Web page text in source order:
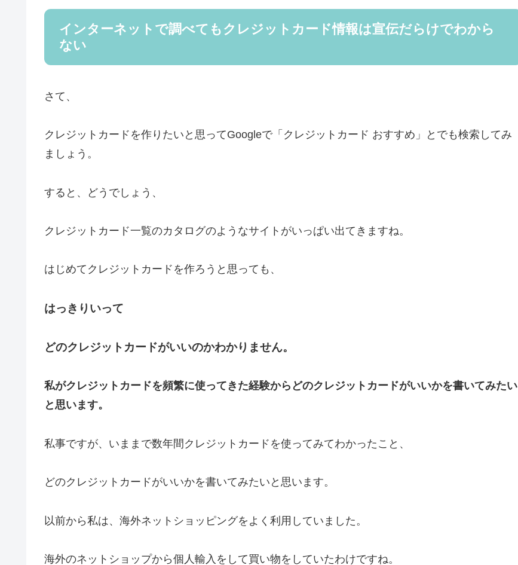
インターネットで調べてもクレジットカード情報は宣伝だらけでわから
ない
さて、
クレジットカードを作りたいと思ってGoogleで「クレジットカード おすすめ」とでも検索してみ
ましょう。
すると、どうでしょう、
クレジットカード一覧のカタログのようなサイトがいっぱい出てきますね。
はじめてクレジットカードを作ろうと思っても、
はっきりいって
どのクレジットカードがいいのかわかりません。
私がクレジットカードを頻繁に使ってきた経験からどのクレジットカードがいいかを書いてみたい
と思います。
私事ですが、いままで数年間クレジットカードを使ってみてわかったこと、
どのクレジットカードがいいかを書いてみたいと思います。
以前から私は、海外ネットショッピングをよく利用していました。
海外のネットショップから個人輸入をして買い物をしていたわけですね。